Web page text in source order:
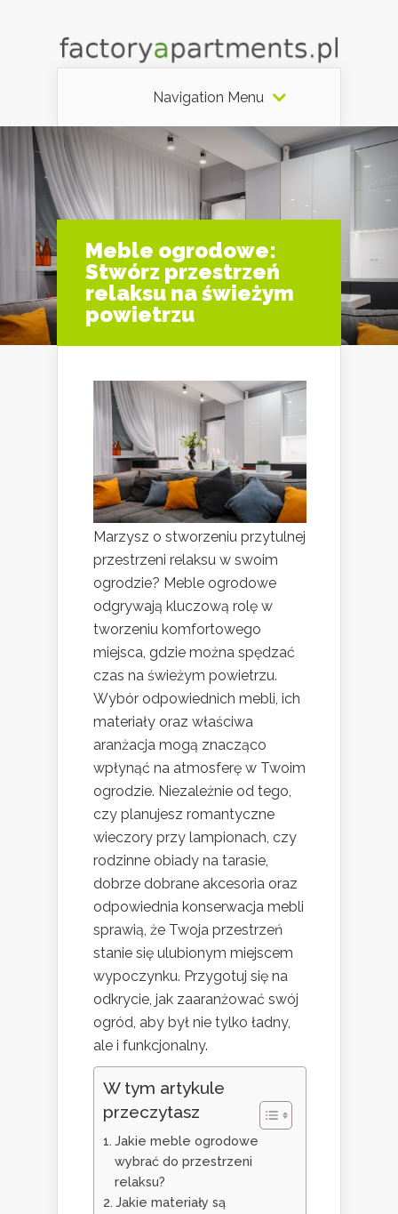
Navigation Menu
Meble ogrodowe:
Stwórz przestrzeń
relaksu na świeżym
powietrzu
Marzysz o stworzeniu przytulnej
przestrzeni relaksu w swoim
ogrodzie? Meble ogrodowe
odgrywają kluczową rolę w
tworzeniu komfortowego
miejsca, gdzie można spędzać
czas na świeżym powietrzu.
Wybór odpowiednich mebli, ich
materiały oraz właściwa
aranżacja mogą znacząco
wpłynąć na atmosferę w Twoim
ogrodzie. Niezależnie od tego,
czy planujesz romantyczne
wieczory przy lampionach, czy
rodzinne obiady na tarasie,
dobrze dobrane akcesoria oraz
odpowiednia konserwacja mebli
sprawią, że Twoja przestrzeń
stanie się ulubionym miejscem
wypoczynku. Przygotuj się na
odkrycie, jak zaaranżować swój
ogród, aby był nie tylko ładny,
ale i funkcjonalny.
W tym artykule
przeczytasz
Jakie meble ogrodowe
wybrać do przestrzeni
relaksu?
Jakie materiały są